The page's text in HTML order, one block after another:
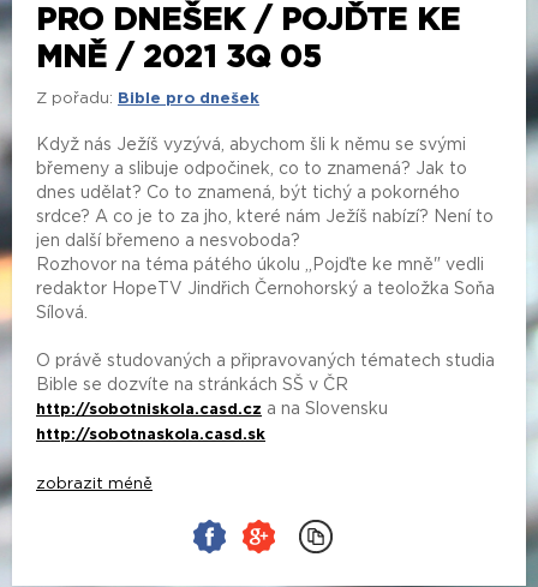
PRO DNEŠEK / POJĎTE KE
MNĚ / 2021 3Q 05
Z pořadu: Bible pro dnešek
Když nás Ježíš vyzývá, abychom šli k němu se svými
břemeny a slibuje odpočinek, co to znamená? Jak to
dnes udělat? Co to znamená, být tichý a pokorného
srdce? A co je to za jho, které nám Ježíš nabízí? Není to
jen další břemeno a nesvoboda?
Rozhovor na téma pátého úkolu „Pojďte ke mně" vedli
redaktor HopeTV Jindřich Černohorský a teoložka Soňa
Sílová.
O právě studovaných a připravovaných tématech studia
Bible se dozvíte na stránkách SŠ v ČR
http://sobotniskola.casd.cz a na Slovensku
http://sobotnaskola.casd.sk
zobrazit méně